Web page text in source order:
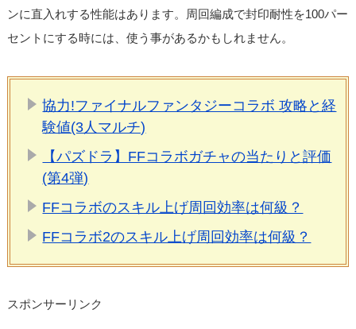
ンに直入れする性能はあります。周回編成で封印耐性を100パー
セントにする時には、使う事があるかもしれません。
協力!ファイナルファンタジーコラボ 攻略と経
験値(3人マルチ)
【パズドラ】FFコラボガチャの当たりと評価
(第4弾)
FFコラボのスキル上げ周回効率は何級？
FFコラボ2のスキル上げ周回効率は何級？
スポンサーリンク